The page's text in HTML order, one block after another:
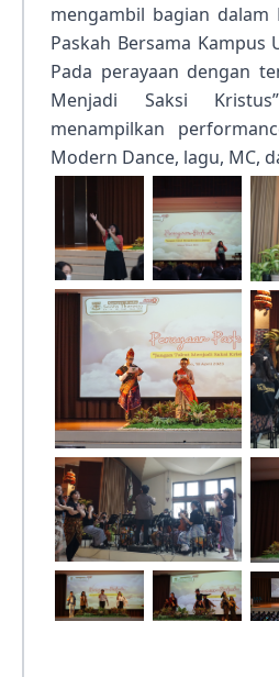
mengambil bagian dalam
Paskah Bersama Kampus
Pada perayaan dengan
Menjadi Saksi
menampilkan
Modern Dance, lagu, MC,